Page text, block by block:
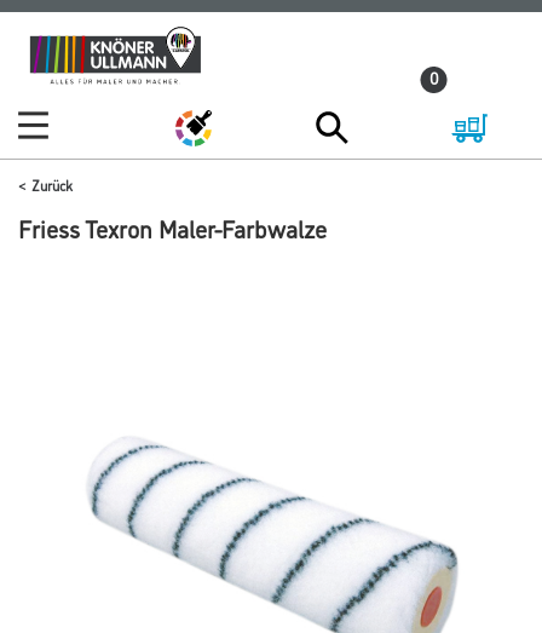
Zum
Inhalt
Zum
Navigationsmenü
0
Zurück
Friess Texron Maler-Farbwalze